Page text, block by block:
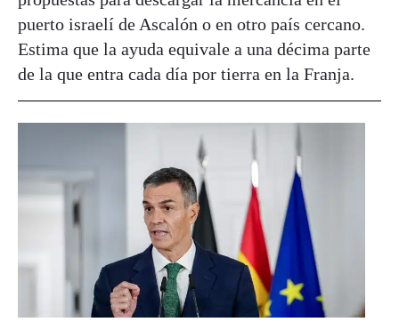
puerto israelí de Ascalón o en otro país cercano.
Estima que la ayuda equivale a una décima parte
de la que entra cada día por tierra en la Franja.